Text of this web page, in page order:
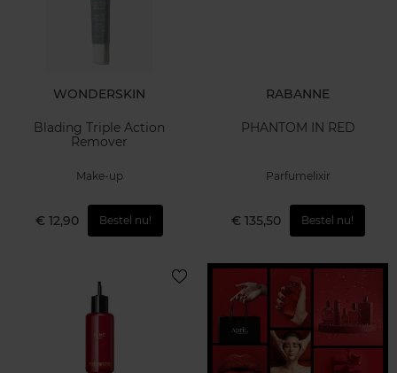
WONDERSKIN
Blading Triple Action
Remover
Make-up
€ 12,90 Bestel nu!
RABANNE
PHANTOM IN RED
Parfumelixir
€ 135,50 Bestel nu!